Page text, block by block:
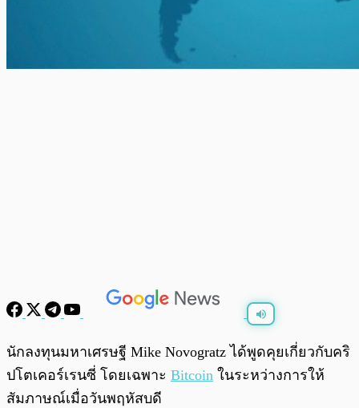
/ 0:00
นักลงทุนมหาเศรษฐี Mike Novogratz ได้พูดคุยเกี่ยวกับคริ
ปโตเคอร์เรนซี่ โดยเฉพาะ Bitcoin ในระหว่างการให้
สัมภาษณ์เมื่อวันพฤหัสบดี